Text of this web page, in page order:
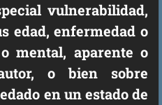
vulnerabilidad,
edad, enfermedad o
mental, aparente o
o bien sobre
en un estado de